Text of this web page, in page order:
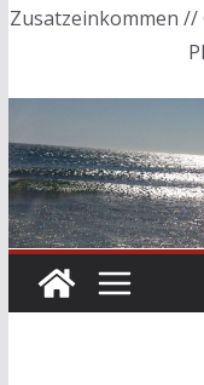
Zusatzeinkommen //